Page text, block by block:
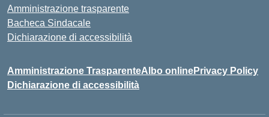
Amministrazione trasparente
Bacheca Sindacale
Dichiarazione di accessibilità
Amministrazione TrasparenteAlbo onlinePrivacy Policy
Dichiarazione di accessibilità